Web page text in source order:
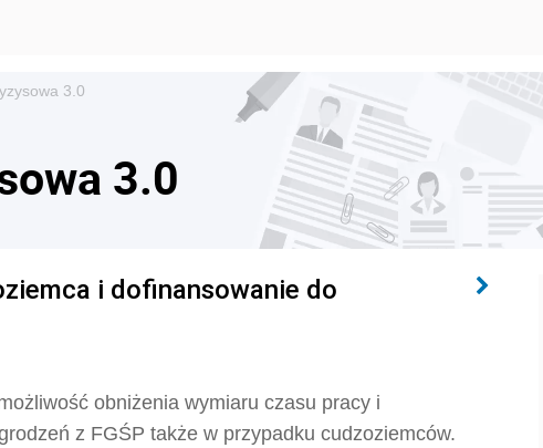
3.0
3.0
i dofinansowanie do
obniżenia wymiaru czasu pracy i
z FGŚP także w przypadku cudzoziemców.